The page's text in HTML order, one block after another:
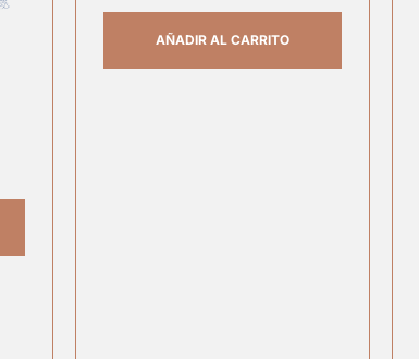
AÑADIR AL CARRITO